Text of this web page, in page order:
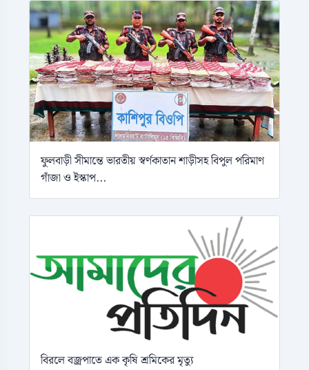
ফুলবাড়ী সীমান্তে ভারতীয় স্বর্ণকাতান শাড়ীসহ বিপুল পরিমাণ
গাঁজা ও ইস্কাপ...
বিরলে বজ্রপাতে এক কৃষি শ্রমিকের মৃত্যু